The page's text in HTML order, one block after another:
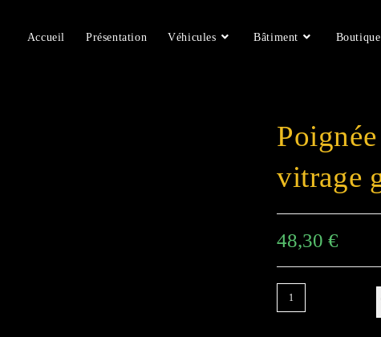
Accueil Présentation Véhicules Bâtiment Boutique
vitrage
48,30 €